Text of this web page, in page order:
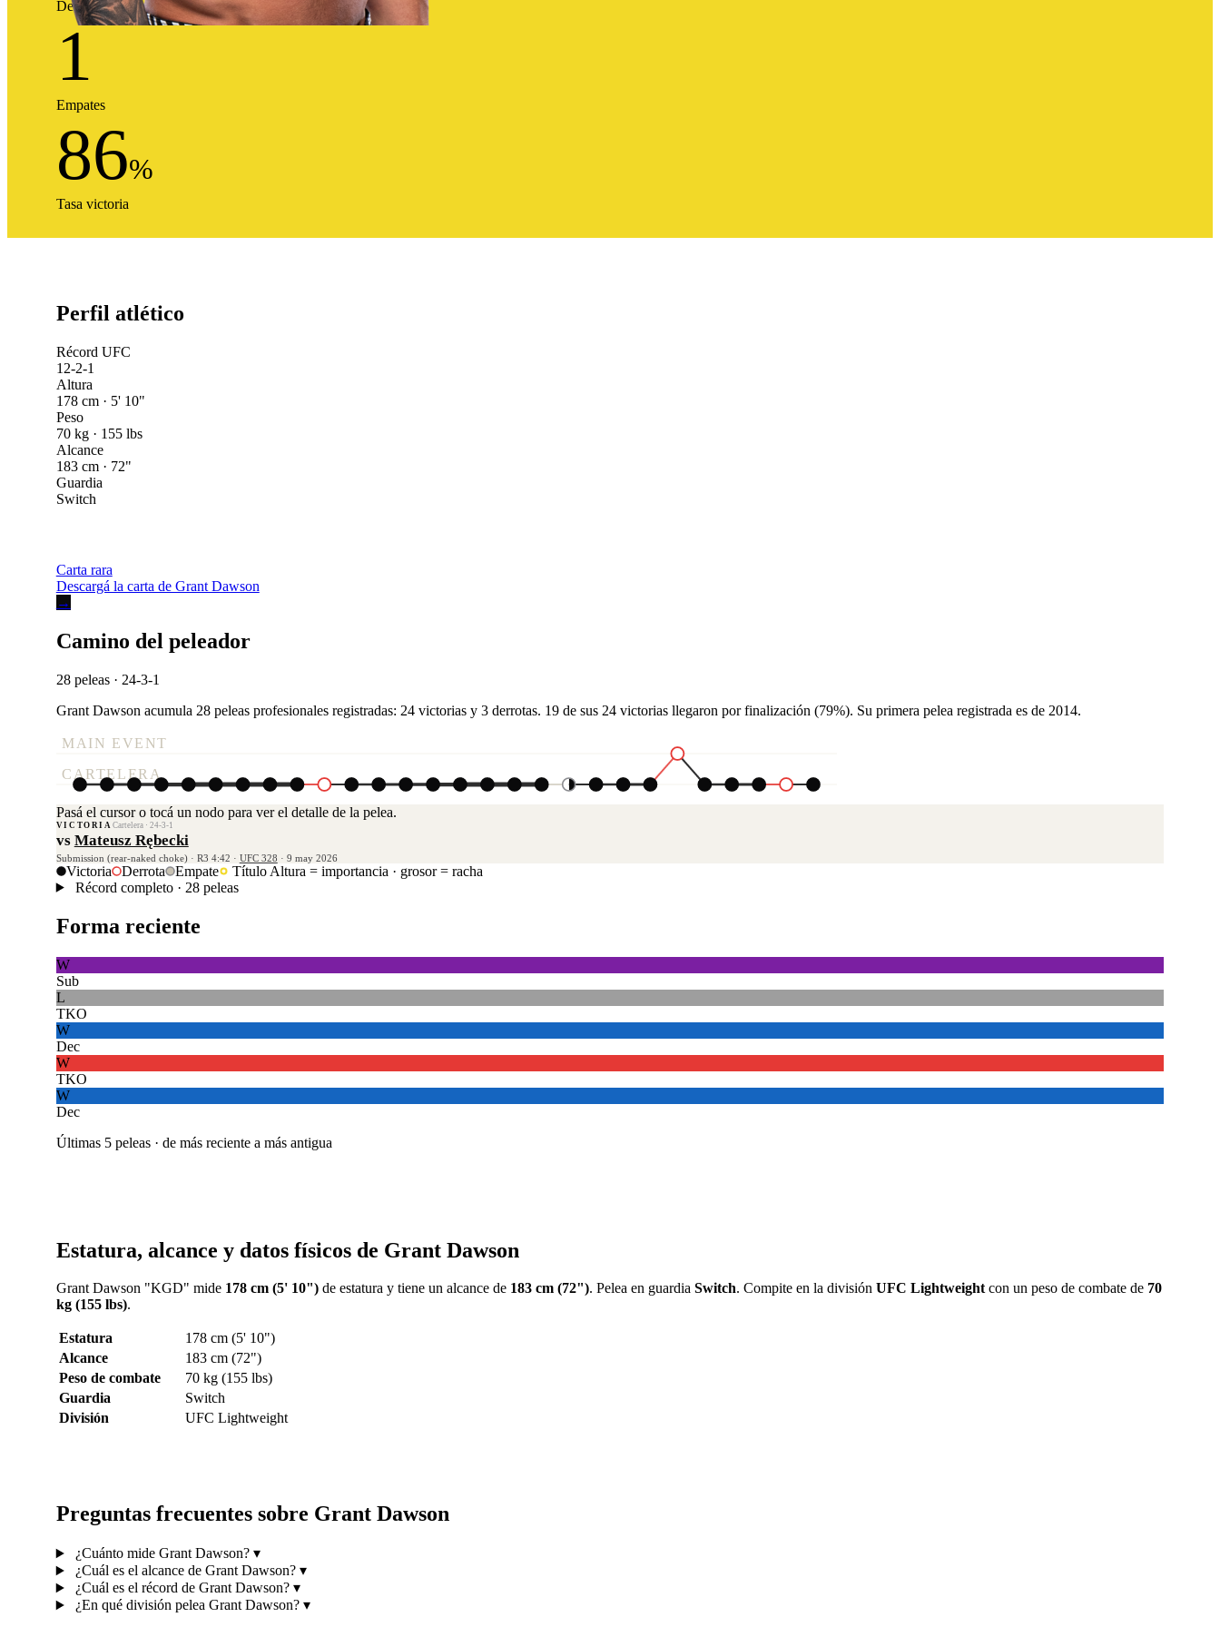
Derrotas
1
Empates
86%
Tasa victoria
Perfil atlético
Récord UFC
12-2-1
Altura
178 cm · 5' 10"
Peso
70 kg · 155 lbs
Alcance
183 cm · 72"
Guardia
Switch
Carta rara
Descargá la carta de Grant Dawson
→
Camino del peleador
28 peleas · 24-3-1
Grant Dawson acumula 28 peleas profesionales registradas: 24 victorias y 3 derrotas. 19 de sus 24 victorias llegaron por finalización (79%). Su primera pelea registrada es de 2014.
MAIN EVENT
CARTELERA
Pasá el cursor o tocá un nodo para ver el detalle de la pelea.
VICTORIA Cartelera · 24-3-1
vs Mateusz Rębecki
Submission (rear-naked choke) · R3 4:42 · UFC 328 · 9 may 2026
Victoria Derrota Empate Título Altura = importancia · grosor = racha
Récord completo · 28 peleas
Forma reciente
W
Sub
L
TKO
W
Dec
W
TKO
W
Dec
Últimas 5 peleas · de más reciente a más antigua
Estatura, alcance y datos físicos de Grant Dawson
Grant Dawson "KGD" mide 178 cm (5' 10")de estatura y tiene un alcance de 183 cm (72"). Pelea en guardia Switch. Compite en la división UFC Lightweightcon un peso de combate de 70
kg (155 lbs).
Estatura
178 cm (5' 10")
Alcance
183 cm (72")
Peso de combate
70 kg (155 lbs)
Guardia
Switch
División
UFC Lightweight
Preguntas frecuentes sobre Grant Dawson
¿Cuánto mide Grant Dawson? ▾
¿Cuál es el alcance de Grant Dawson? ▾
¿Cuál es el récord de Grant Dawson? ▾
¿En qué división pelea Grant Dawson? ▾